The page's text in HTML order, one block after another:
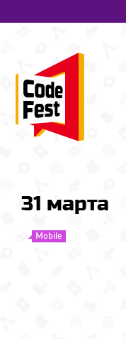
31 марта
Mobile